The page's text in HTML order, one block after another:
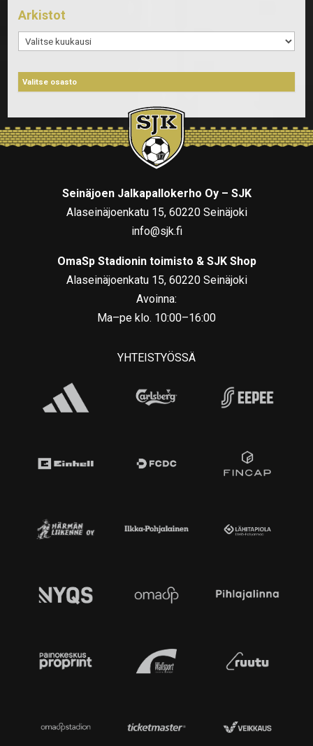
Arkistot
Arkistot
Seinäjoen Jalkapallokerho Oy – SJK
Alaseinäjoenkatu 15, 60220 Seinäjoki
info@sjk.fi
OmaSp Stadionin toimisto & SJK Shop
Alaseinäjoenkatu 15, 60220 Seinäjoki
Avoinna:
Ma–pe klo. 10:00–16:00
YHTEISTYÖSSÄ